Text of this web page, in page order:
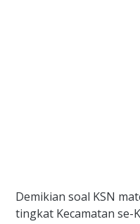
Demikian soal KSN
tingkat Kecamatan se-